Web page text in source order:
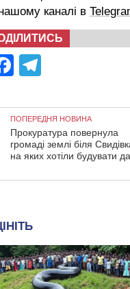
каналі в
Facebook
ПОПЕРЕДНЯ НОВИНА
Прокуратура повернула
громаді землі біля
на яких хотіли будувати